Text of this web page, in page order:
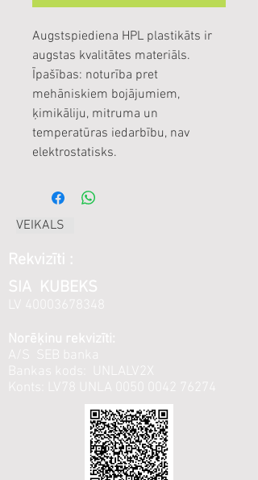
Augstspiediena HPL plastikāts ir
augstas kvalitātes materiāls.
Īpašības: noturība pret
mehāniskiem bojājumiem,
ķimikāliju, mitruma un
temperatūras iedarbību, nav
elektrostatisks.
VEIKALS
Rekvizīti :
SIA KUBEKS
LV 40003678348
Norēķinu rekvizīti:
A/S SEB banka
Bankas kods: UNLALV2X
Konts: LV78 UNLA
0050 0042 76274